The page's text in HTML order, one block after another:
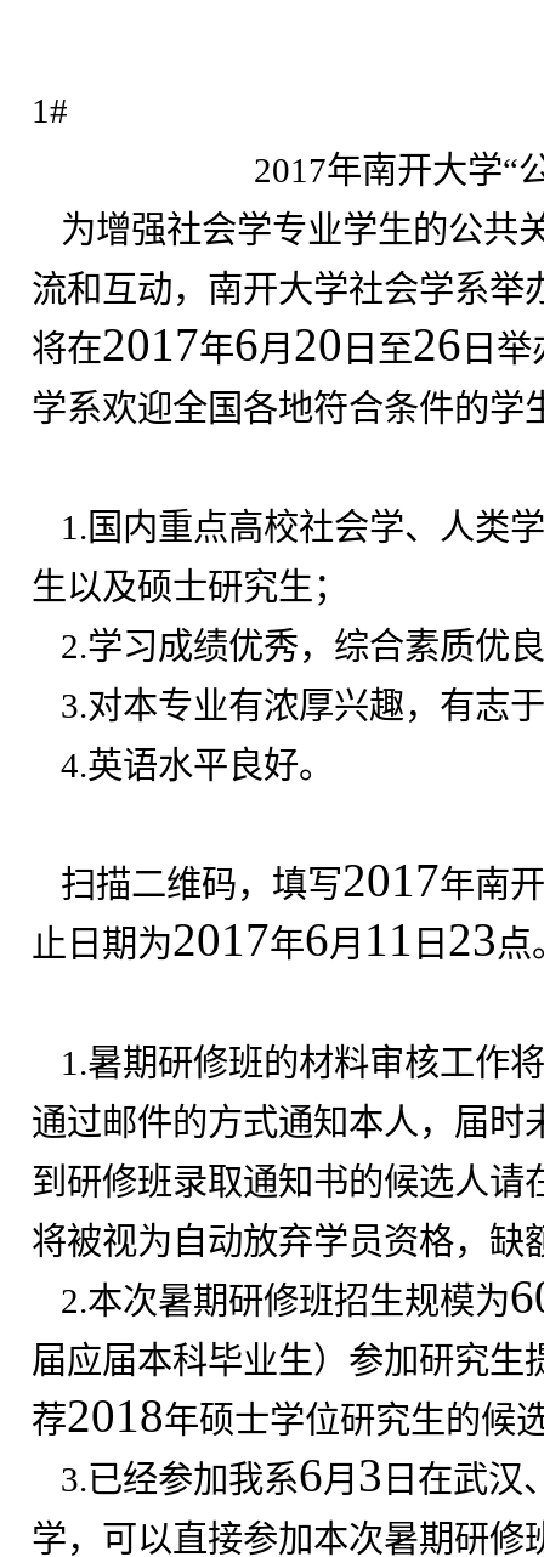
1#
2017年南开大学“
为增强社会学专业学生的公共
流和互动，南开大学社会学系举
将在2017年6月 20 日至26 日
学系欢迎全国各地符合条件的学
1. 国内重点高校社会学、人类
生以及硕士研究生；
2.学习成绩优秀，综合素质优
3.对本专业有浓厚兴趣，有志
4.英语水平良好。
扫描二维码，填写2017年南
止日期为2017年6月 11 日 23点
1.暑期研修班的材料审核工作
通过邮件的方式通知本人，届
到研修班录取通知书的候选人
将被视为自动放弃学员资格，缺
2.本次暑期研修班招生规模为
届应届本科毕业生）参加研究
荐2018年硕士学位研究生的候
3.已经参加我系6月 3 日在武汉
学，可以直接参加本次暑期研